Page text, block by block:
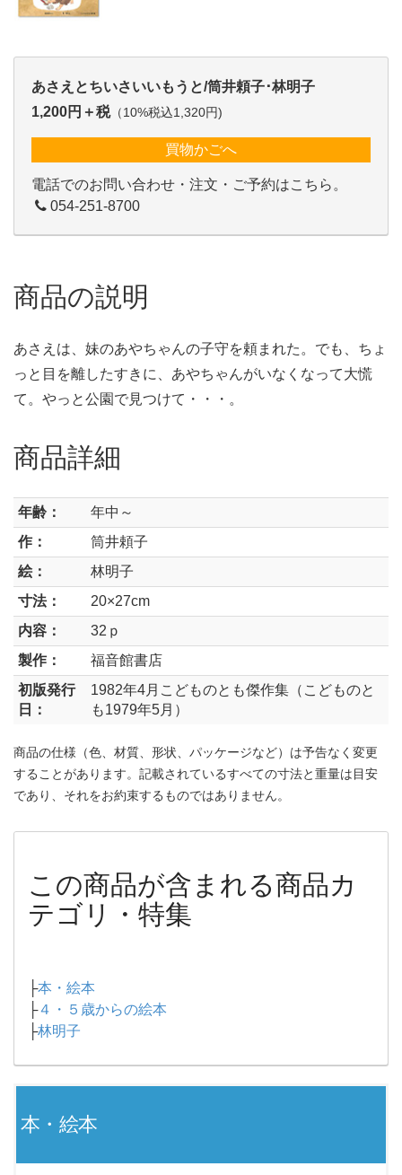
あさえとちいさいいもうと/筒井頼子･林明子
1,200円＋税（10%税込1,320円)
買物かごへ
電話でのお問い合わせ・注文・ご予約はこちら。
054-251-8700
商品の説明
あさえは、妹のあやちゃんの子守を頼まれた。でも、ちょ
っと目を離したすきに、あやちゃんがいなくなって大慌
て。やっと公園で見つけて・・・。
商品詳細
年齢：
年中～
作：
筒井頼子
絵：
林明子
寸法：
20×27cm
内容：
32ｐ
製作：
福音館書店
初版発行
日：
1982年4月こどものとも傑作集（こどものと
も1979年5月）
商品の仕様（色、材質、形状、パッケージなど）は予告なく変更
することがあります。記載されているすべての寸法と重量は目安
であり、それをお約束するものではありません。
この商品が含まれる商品カ
テゴリ・特集
├本・絵本
├４・５歳からの絵本
├林明子
本・絵本